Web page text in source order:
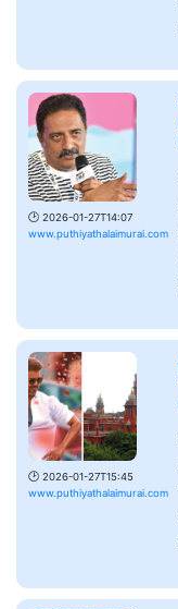
🕑 2026-01-27T14:07
www.puthiyathalaimurai.com
🕑 2026-01-27T15:45
www.puthiyathalaimurai.com